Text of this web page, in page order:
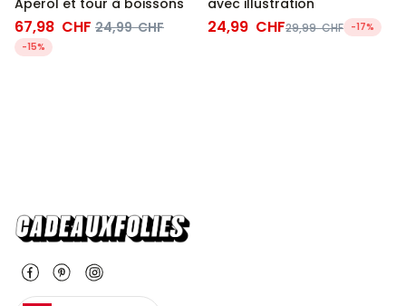
Aperol et tour à boissons
67,98 CHF 24,99 CHF
-15%
avec illustration
24,99 CHF29,99 CHF -17%